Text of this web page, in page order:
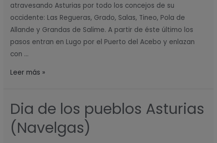
atravesando Asturias por todo los concejos de su
occidente: Las Regueras, Grado, Salas, Tineo, Pola de
Allande y Grandas de Salime. A partir de éste último los
pasos entran en Lugo por el Puerto del Acebo y enlazan
con …
Leer más »
Dia de los pueblos Asturias
(Navelgas)
Dia
de
los